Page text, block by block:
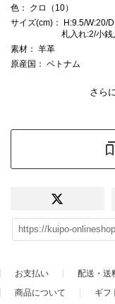
色 ： クロ（10）
サイズ(cm) ： H:9.5/W:20/
札入れ:2/小
素材 ： 羊革
原産国 ： ベトナム
さら
お支払い 配送・送
商品について
ギフ